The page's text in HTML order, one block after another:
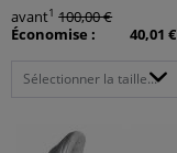
avant1 100,00 €
Économise :
40,01 €
Sélectionner la taille...